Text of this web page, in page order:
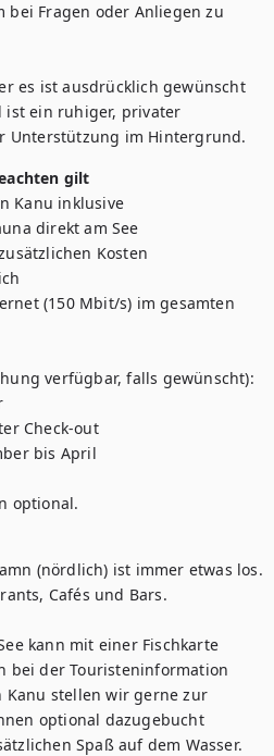
bei Fragen oder Anliegen zu
es ist ausdrücklich gewünscht
ist ein ruhiger, privater
Unterstützung im Hintergrund.
gilt
Kanu inklusive
direkt am See
Kosten
(150 Mbit/s) im gesamten
verfügbar, falls gewünscht):
Check-out
bis April
optional.
(nördlich) ist immer etwas los.
Cafés und Bars.
kann mit einer Fischkarte
bei der Touristeninformation
Kanu stellen wir gerne zur
optional dazugebucht
Spaß auf dem Wasser.